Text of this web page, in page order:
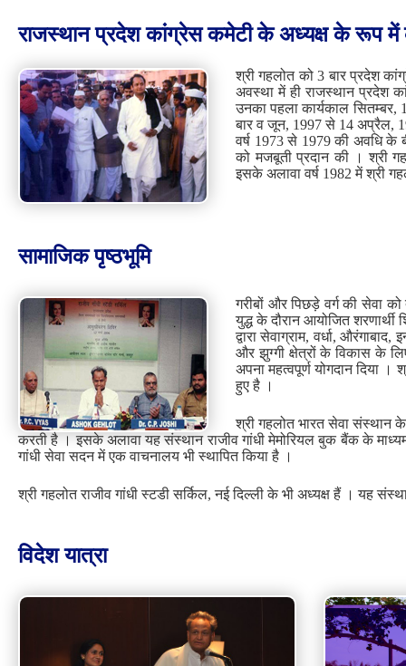
राजस्‍थान प्रदेश कांग्रेस कमेटी के अध्‍यक्ष के रूप में
श्री गहलोत को 3 बार प्रदेश
अवस्था में ही राजस्थान प्रदेश
उनका पहला कार्यकाल
बार व जून, 1997 से 14 अप्रैल,
वर्ष 1973 से 1979 की अवधि के
को मजबूती प्रदान की । श्री
इसके अलावा वर्ष 1982 में श्री
सामाजिक पृष्‍ठभूमि
गरीबों और पिछड़े वर्ग की सेवा
युद्ध के दौरान आयोजित
द्वारा सेवाग्राम, वर्धा,
और झुग्गी क्षेत्रों के विकास के
अपना महत्वपूर्ण योगदान दिया
हुए है ।
श्री गहलोत भारत सेवा संस्थान
करती है । इसके अलावा यह संस्थान राजीव गांधी मेमोरियल बुक बैंक के
गांधी सेवा सदन में एक वाचनालय भी स्थापित किया है ।
श्री गहलोत राजीव गांधी स्टडी सर्किल, नई दिल्ली के भी अध्यक्ष हैं । यह
विदेश यात्रा